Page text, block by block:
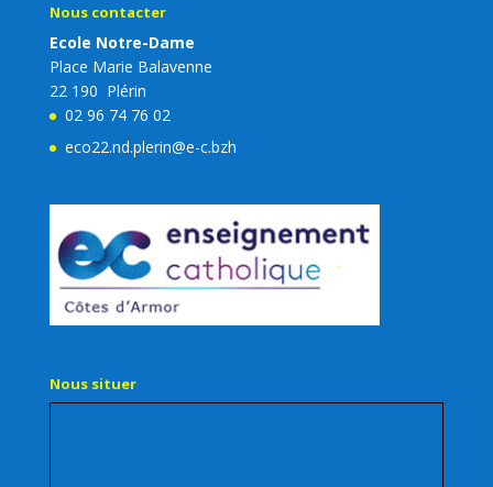
Nous contacter
Ecole Notre-Dame
Place Marie Balavenne
22 190 Plérin
02 96 74 76 02
eco22.nd.plerin@e-c.bzh
Nous situer